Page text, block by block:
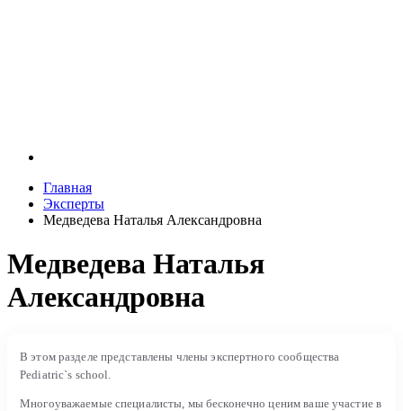
Главная
Эксперты
Медведева Наталья Александровна
Медведева Наталья
Александровна
В этом разделе представлены члены экспертного сообщества
Pediatric`s school.
Многоуважаемые специалисты, мы бесконечно ценим ваше участие в